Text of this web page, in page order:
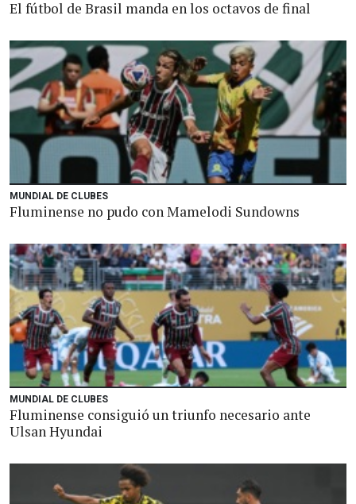
El fútbol de Brasil manda en los octavos de final
MUNDIAL DE CLUBES
Fluminense no pudo con Mamelodi Sundowns
MUNDIAL DE CLUBES
Fluminense consiguió un triunfo necesario ante
Ulsan Hyundai